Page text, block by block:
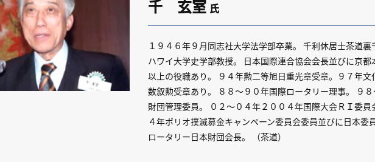
千 玄室 氏
１９４６年９月同志社大学法学部卒業。 千利休居士茶道裏
ハワイ大学史学部教授。 日本国際連合協会会長並びに京都
以上の役職あり。 ９４年勲二等旭日重光章受章。９７年文
数叙勲受章あり。 ８８～９０年国際ロータリー理事。 ９
財団管理委員。 ０２～０４年２００４年国際大会ＲＩ委員
４年ポリオ撲滅募金キャンペーン委員会委員並びに日本委
ロータリー日本財団会長。 （茶道）